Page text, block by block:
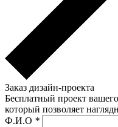
Заказ дизайн-проекта
Бесплатный проект
который позволяет
Ф.И.О *